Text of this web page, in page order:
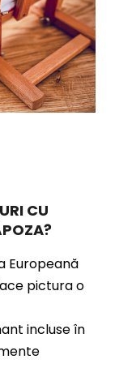
CU
Europeană
pictura o
incluse în